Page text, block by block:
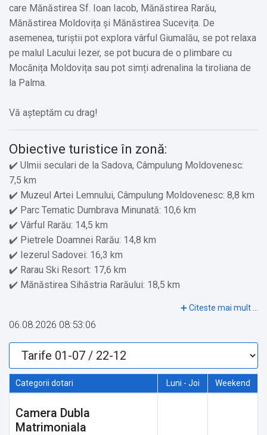
care Mănăstirea Sf. Ioan Iacob, Mănăstirea Rarău,
Mănăstirea Moldovița și Mănăstirea Sucevița. De
asemenea, turiștii pot explora vârful Giumalău, se pot relaxa
pe malul Lacului Iezer, se pot bucura de o plimbare cu
Mocănița Moldovița sau pot simți adrenalina la tiroliana de
la Palma.
Vă așteptăm cu drag!
Obiective turistice în zonă:
✔️ Ulmii seculari de la Sadova, Câmpulung Moldovenesc:
7,5 km
✔️ Muzeul Artei Lemnului, Câmpulung Moldovenesc: 8,8 km
✔️ Parc Tematic Dumbrava Minunată: 10,6 km
✔️ Vârful Rarău: 14,5 km
✔️ Pietrele Doamnei Rarău: 14,8 km
✔️ Iezerul Sadovei: 16,3 km
✔️ Rarau Ski Resort: 17,6 km
✔️ Mănăstirea Sihăstria Rarăului: 18,5 km
✔️ Muzeul Oului, Vama: 24 km
✔️ Mănăstirea Moldoviţa: 26,8 km
✔️ Gara Mocănița Huțulca: 31,4 km
✔️ Pârtia Veverița Vatra Dornei: 38,2 km
✔️ Mănăstirea Sucevița: 57,3 km
✔️ Pârtia Mălini, Văleni-Stânișoara: 86,4 km
06.08.2026 08:53:06
Categorii dotari Luni - Joi Weekend
Camera Dubla
Matrimoniala